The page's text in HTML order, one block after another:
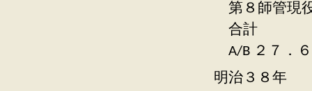
第８師
合計
A/B ２７．
明治３８年